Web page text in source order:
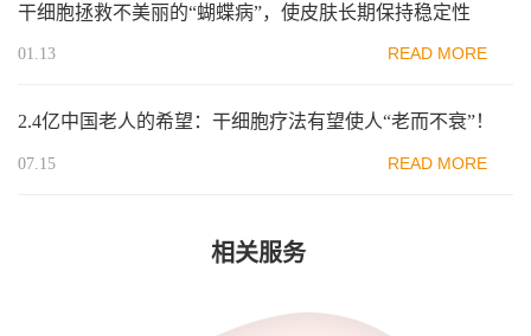
干细胞拯救不美丽的“蝴蝶病”，使皮肤长期保持稳定性
01.13 READ MORE
2.4亿中国老人的希望：干细胞疗法有望使人“老而不衰”！
07.15 READ MORE
相关服务